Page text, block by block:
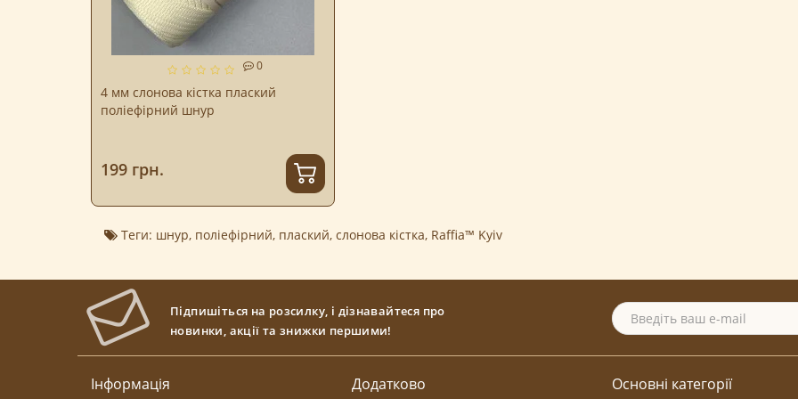
0
4 мм слонова кістка плаский
поліефірний шнур
199 грн.
Теги: шнур, поліефірний, плаский, слонова кістка, Raffia™ Kyiv
Підпишіться на розсилку, і дізнавайтеся про
новинки, акції та знижки першими!
Інформація Додатково Основні категорії